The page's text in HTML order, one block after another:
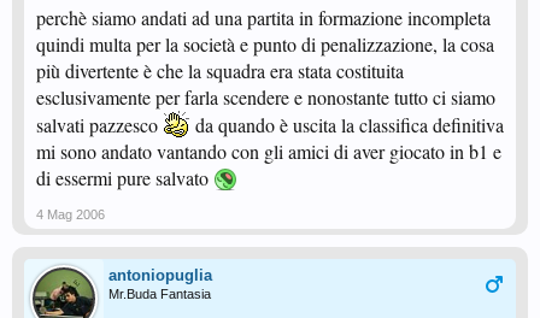
perchè siamo andati ad una partita in formazione incompleta
quindi multa per la società e punto di penalizzazione, la cosa
più divertente è che la squadra era stata costituita
esclusivamente per farla scendere e nonostante tutto ci siamo
salvati pazzesco
da quando è uscita la classifica definitiva
mi sono andato vantando con gli amici di aver giocato in b1 e
di essermi pure salvato
4 Mag 2006
antoniopuglia
Mr.Buda Fantasia